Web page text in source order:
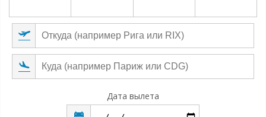
Дата вылета